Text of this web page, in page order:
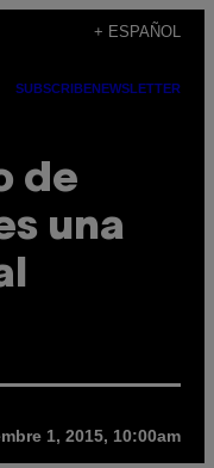
+ ESPAÑOL
SUBSCRIBENEWSLETTER
de
una
1, 2015, 10:00am